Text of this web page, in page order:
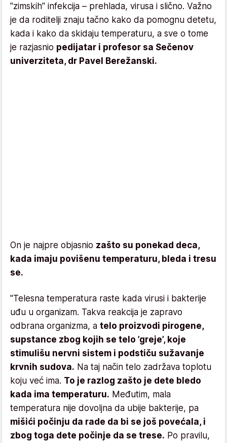
"zimskih" infekcija – prehlada, virusa i slično. Važno
je da roditelji znaju tačno kako da pomognu detetu,
kada i kako da skidaju temperaturu, a sve o tome
je razjasnio pedijatar i profesor sa Sečenov
univerziteta, dr Pavel Berežanski.
On je najpre objasnio zašto su ponekad deca,
kada imaju povišenu temperaturu, bleda i tresu
se.
"Telesna temperatura raste kada virusi i bakterije
uđu u organizam. Takva reakcija je zapravo
odbrana organizma, a telo proizvodi pirogene,
supstance zbog kojih se telo ’greje’, koje
stimulišu nervni sistem i podstiču sužavanje
krvnih sudova. Na taj način telo zadržava toplotu
koju već ima. To je razlog zašto je dete bledo
kada ima temperaturu. Međutim, mala
temperatura nije dovoljna da ubije bakterije, pa
mišići počinju da rade da bi se još povećala, i
zbog toga dete počinje da se trese. Po pravilu,